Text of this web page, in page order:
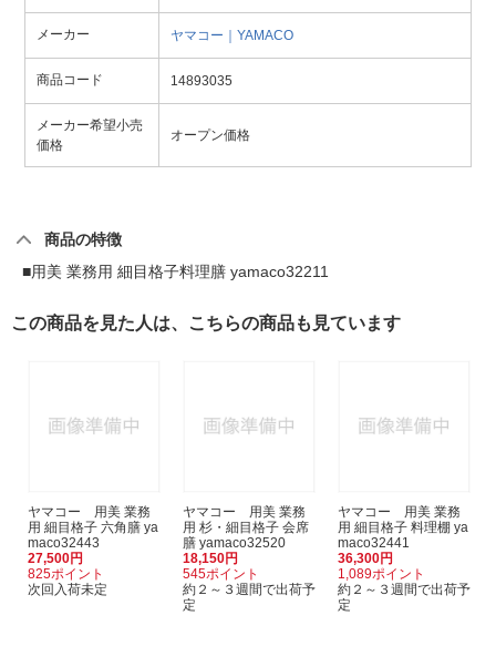
メーカー ヤマコー｜YAMACO
商品コード 14893035
メーカー希望小売
価格
オープン価格
商品の特徴
■用美 業務用 細目格子料理膳 yamaco32211
この商品を見た人は、こちらの商品も見ています
ヤマコー 用美 業務
用 細目格子 六角膳 ya
maco32443
27,500円
825ポイント
次回入荷未定
ヤマコー 用美 業務
用 杉・細目格子 会席
膳 yamaco32520
18,150円
545ポイント
約２～３週間で出荷予
定
ヤマコー 用美 業務
用 細目格子 料理棚 ya
maco32441
36,300円
1,089ポイント
約２～３週間で出荷予
定